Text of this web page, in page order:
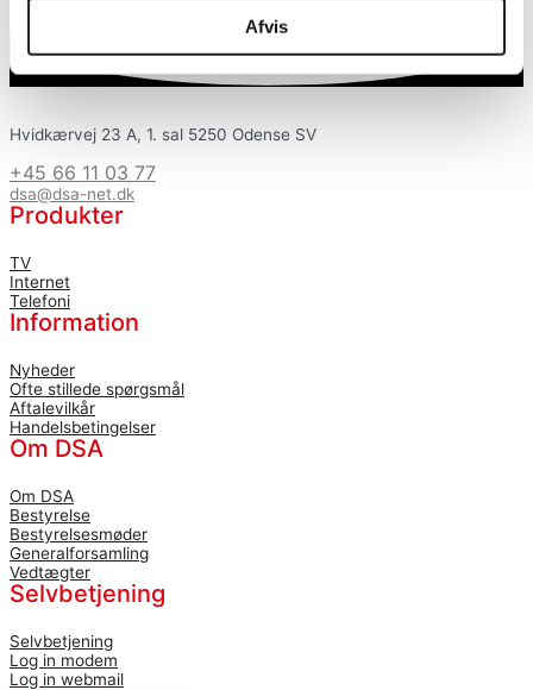
Afvis
Hvidkærvej 23 A, 1. sal 5250 Odense SV
+45 66 11 03 77
dsa@dsa-net.dk
Produkter
TV
Internet
Telefoni
Information
Nyheder
Ofte stillede spørgsmål
Aftalevilkår
Handelsbetingelser
Om DSA
Om DSA
Bestyrelse
Bestyrelsesmøder
Generalforsamling
Vedtægter
Selvbetjening
Selvbetjening
Log in modem
Log in webmail